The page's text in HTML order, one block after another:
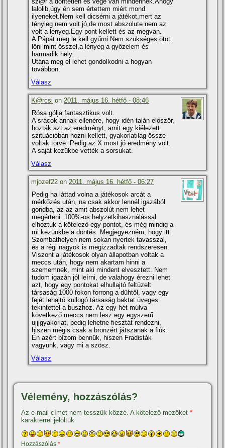
lalolib,úgy én sem értettem miért mond
ilyeneket.Nem kell dicsérni a játékot,mert az
tényleg nem volt jó,de most abszolute nem az
volt a lényeg.Egy pont kellett és az megvan.
A Pápát meg le kell gyűrni.Nem szükséges ötöt
lőni mint ősszel,a lényeg a győzelem és
harmadik hely.
Utána meg el lehet gondolkodni a hogyan
továbbon.
Válasz
K@rcsi on2011. május 16. hétfő - 08:46
Rósa gólja fantasztikus volt.
A srácok annak ellenére, hogy idén talán először,
hozták azt az eredményt, amit egy kiélezett
szituációban hozni kellett, gyakorlatilag össze
voltak törve. Pedig az X most jó eredmény volt.
A saját kezükbe vették a sorsukat.
Válasz
mjozef22 on2011. május 16. hétfő - 06:27
Pedig ha láttad volna a játékosok arcát a
mérkőzés után, na csak akkor lennél igazából
gondba, az az amit abszolút nem lehet
megérteni. 100%-os helyzetkihasználással
elhoztuk a kötelező egy pontot, és még mindig a
mi kezünkbe a döntés. Megjegyezném, hogy itt
Szombathelyen nem sokan nyertek tavasszal,
és a régi nagyok is megizzadtak rendszeresen.
Viszont a játékosok olyan állapotban voltak a
meccs után, hogy nem akartam hinni a
szememnek, mint aki mindent elvesztett. Nem
tudom igazán jól leí­rni, de valahogy érezni lehet
azt, hogy egy pontokat elhullajtó feltüzelt
társaság 1000 fokon forrong a dühtől, vagy egy
fejét lehajtó kullogó társaság baktat üveges
tekintettel a buszhoz. Az egy hét múlva
következő meccs nem lesz egy egyszerű
ujjjgyakorlat, pedig lehetne fiesztát rendezni,
hiszen mégis csak a bronzért játszanak a fiúk.
Én azért bí­zom bennük, hiszen Fradisták
vagyunk, vagy mi a szösz.
Válasz
Vélemény, hozzászólás?
Az e-mail címet nem tesszük közzé. A kötelező mezőket*
karakterrel jelöltük
Hozzászólás*